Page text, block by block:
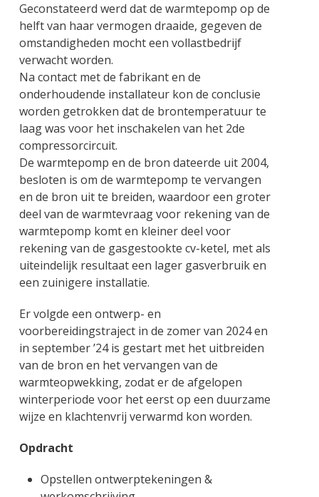
Geconstateerd werd dat de warmtepomp op de
helft van haar vermogen draaide, gegeven de
omstandigheden mocht een vollastbedrijf
verwacht worden.
Na contact met de fabrikant en de
onderhoudende installateur kon de conclusie
worden getrokken dat de brontemperatuur te
laag was voor het inschakelen van het 2de
compressorcircuit.
De warmtepomp en de bron dateerde uit 2004,
besloten is om de warmtepomp te vervangen
en de bron uit te breiden, waardoor een groter
deel van de warmtevraag voor rekening van de
warmtepomp komt en kleiner deel voor
rekening van de gasgestookte cv-ketel, met als
uiteindelijk resultaat een lager gasverbruik en
een zuinigere installatie.
Er volgde een ontwerp- en
voorbereidingstraject in de zomer van 2024 en
in september ’24 is gestart met het uitbreiden
van de bron en het vervangen van de
warmteopwekking, zodat er de afgelopen
winterperiode voor het eerst op een duurzame
wijze en klachtenvrij verwarmd kon worden.
Opdracht
Opstellen ontwerptekeningen &